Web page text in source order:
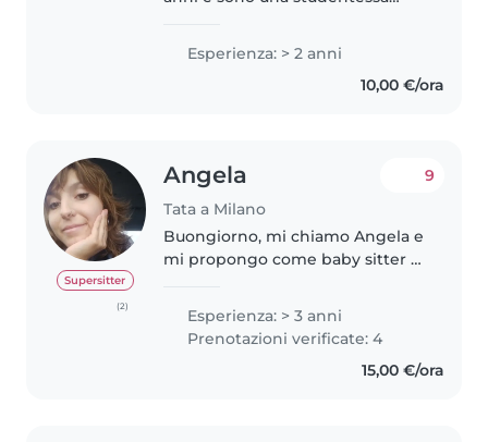
responsabile, solare e affidabile.
Ho esperienza con bambini di
Esperienza: > 2 anni
10,00 €/ora
Supersitter
(2)
Angela
Tata a Milano
9
Buongiorno, mi chiamo Angela e
mi propongo come baby sitter e
una persona affidabile, precisa e
ordinata, con una naturale
inclinazione per la cura della..
Esperienza: > 3 anni
Prenotazioni verificate: 4
15,00 €/ora